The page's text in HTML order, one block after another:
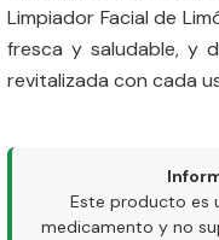
Limpiador Facial de
fresca y saludable, y
revitalizada con cada
Este producto es
medicamento y no